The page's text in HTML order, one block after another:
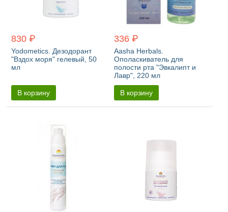
830 ₽
Yodometics. Дезодорант
"Вздох моря" гелевый, 50
мл
В корзину
336 ₽
Aasha Herbals.
Ополаскиватель для
полости рта "Эвкалипт и
Лавр", 220 мл
В корзину